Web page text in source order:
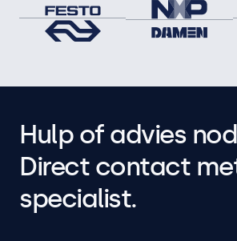
Hulp of advies
Direct contact
specialist.